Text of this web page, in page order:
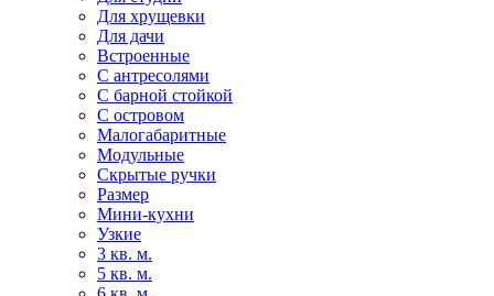
Для хрущевки
Для дачи
Встроенные
С антресолями
С барной стойкой
С островом
Малогабаритные
Модульные
Скрытые ручки
Размер
Мини-кухни
Узкие
3 кв. м.
5 кв. м.